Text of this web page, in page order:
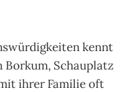
kennt
Schauplatz
ihrer Familie oft